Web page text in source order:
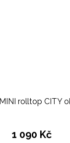
rolltop CITY
1 090 Kč